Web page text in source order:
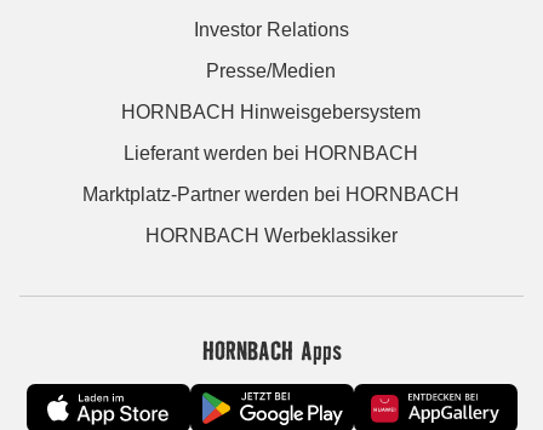
Investor Relations
Presse/Medien
HORNBACH Hinweisgebersystem
Lieferant werden bei HORNBACH
Marktplatz-Partner werden bei HORNBACH
HORNBACH Werbeklassiker
HORNBACH Apps